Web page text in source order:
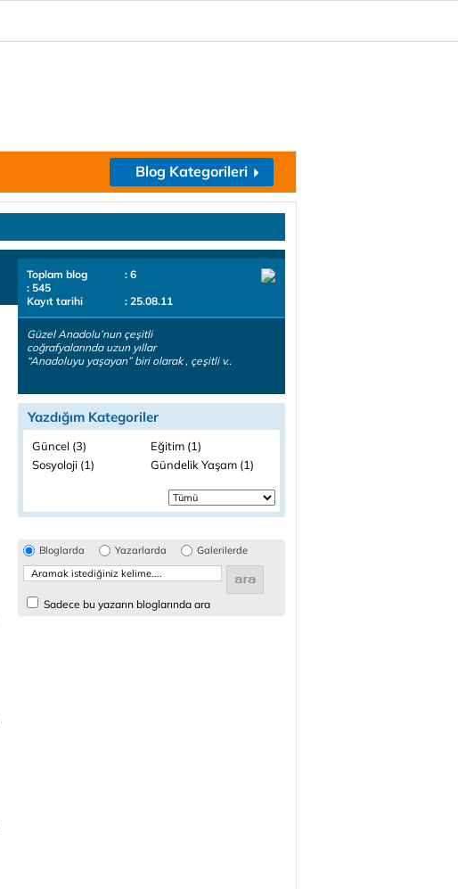
Blog Kategorileri
Toplam blog
: 6
: 545
Kayıt tarihi
: 25.08.11
Güzel Anadolu’nun çeşitli
coğrafyalarında uzun yıllar
“Anadoluyu yaşayan” biri olarak , çeşitli v..
Yazdığım Kategoriler
Güncel (3)
Eğitim (1)
Sosyoloji (1)
Gündelik Yaşam (1)
Bloglarda Yazarlarda Galerilerde
Sadece bu yazarın bloglarında ara